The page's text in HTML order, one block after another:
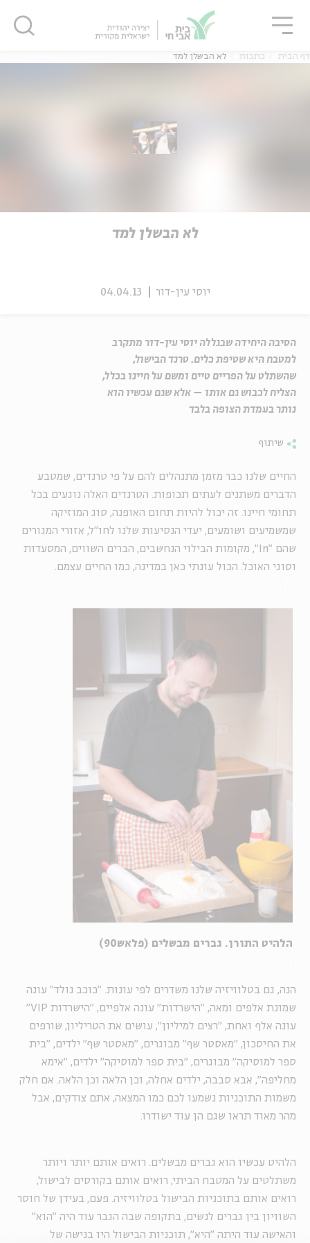
אנגלית
דף הבית כתבות לא הבשלן למד
לא הבשלן למד
יוסי עין-דור 04.04.13
הסיבה היחידה שבגללה יוסי עין-דור מתקרב
למטבח היא שטיפת כלים. טרנד הבישול,
שהשתלט על הפריים טיים ומשם על חיינו בכלל,
הצליח לכבוש גם אותו – אלא שגם עכשיו הוא
נותר בעמדת הצופה בלבד
שיתוף
החיים שלנו כבר מזמן מתנהלים להם על פי טרנדים, שמטבע
הדברים משתנים לעתים תכופות. הטרנדים האלה נוגעים בכל
תחומי חיינו. זה יכול להיות תחום האופנה, סוג המוזיקה
שמשמיעים ושומעים, יעדי הנסיעות שלנו לחו"ל, אזורי המגורים
שהם "In", מקומות הבילוי הנחשבים, הברים השווים, המסעדות
וסוגי האוכל. הכול עונתי כאן במדינה, כמו החיים עצמם.
הלהיט התורן. גברים מבשלים (פלאש90)
הנה, גם בטלוויזיה שלנו משדרים לפי עונות. "כוכב נולד" עונה
שמונת אלפים ומאה, "הישרדות" עונה אלפיים, "הישרדות VIP"
עונה אלף ואחת, "רצים למיליון", עושים את הטריליון, שורפים
את החיסכון, "מאסטר שף" מבוגרים, "מאסטר שף" ילדים, "בית
ספר למוסיקה" מבוגרים, "בית ספר למוסיקה" ילדים, "אימא
מחליפה", אבא סבבה, ילדים אחלה, וכן הלאה וכן הלאה. אם חלק
משמות התוכניות נשמעו לכם כמו המצאה, אתם צודקים, אבל
מהר מאוד תראו שגם הן עוד ישודרו.
הלהיט עכשיו הוא גברים מבשלים. רואים אותם יותר ויותר
משתלטים על המטבח הביתי, רואים אותם בקורסים לבישול,
רואים אותם בתוכניות הבישול בטלוויזיה. פעם, בעידן של חוסר
השוויון בין גברים לנשים, בתקופה שבה הגבר עוד היה "הוא"
והאישה עוד היתה "היא", תוכניות הבישול היו בנישה של
סגור